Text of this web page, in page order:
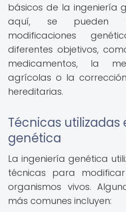
básicos de la ingeniería
aquí, se pueden
modificaciones
diferentes objetivos,
medicamentos, la
agrícolas o la
hereditarias.
Técnicas utilizadas
genética
La ingeniería genética
técnicas para
organismos vivos.
más comunes incluyen: